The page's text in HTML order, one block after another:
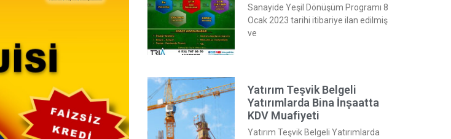
Sanayide Yeşil Dönüşüm Programı 8
Ocak 2023 tarihi itibariye ilan edilmiş
ve
Yatırım Teşvik Belgeli
Yatırımlarda Bina İnşaatta
KDV Muafiyeti
Yatırım Teşvik Belgeli Yatırımlarda